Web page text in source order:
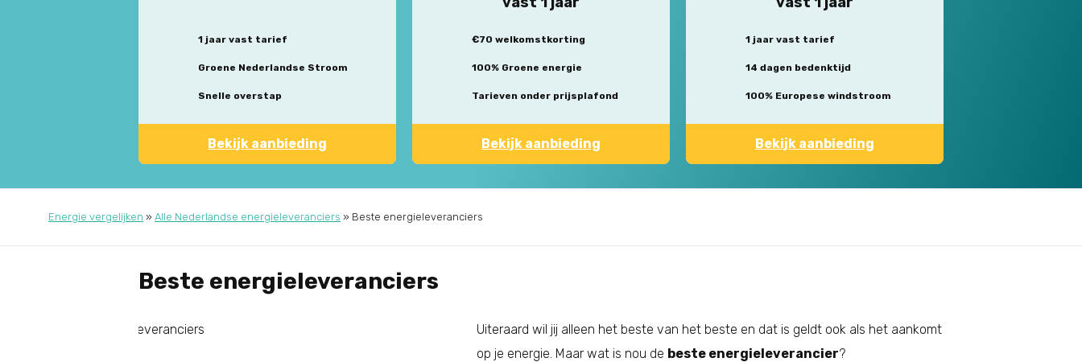
1 jaar vast tarief
Groene Nederlandse Stroom
Snelle overstap
Bekijk aanbieding
€70 welkomstkorting
100% Groene energie
Tarieven onder prijsplafond
Bekijk aanbieding
1 jaar vast tarief
14 dagen bedenktijd
100% Europese windstroom
Bekijk aanbieding
Energie vergelijken » Alle Nederlandse energieleveranciers » Beste energieleveranciers
Beste energieleveranciers
Uiteraard wil jij alleen het beste van het beste en dat is geldt ook als het aankomt
op je energie. Maar wat is nou de beste energieleverancier?